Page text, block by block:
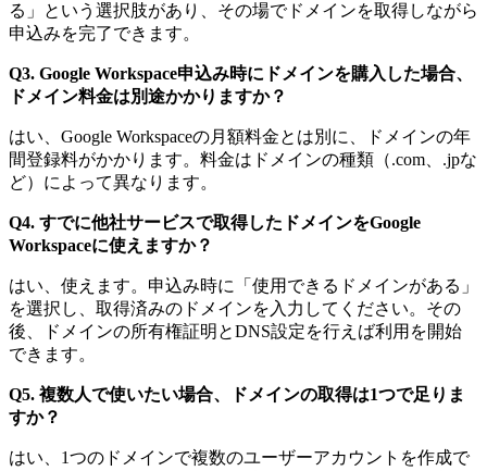
る」という選択肢があり、その場でドメインを取得しながら
申込みを完了できます。
Q3. Google Workspace申込み時にドメインを購入した場合、
ドメイン料金は別途かかりますか？
はい、Google Workspaceの月額料金とは別に、ドメインの年
間登録料がかかります。料金はドメインの種類（.com、.jpな
ど）によって異なります。
Q4. すでに他社サービスで取得したドメインをGoogle
Workspaceに使えますか？
はい、使えます。申込み時に「使用できるドメインがある」
を選択し、取得済みのドメインを入力してください。その
後、ドメインの所有権証明とDNS設定を行えば利用を開始
できます。
Q5. 複数人で使いたい場合、ドメインの取得は1つで足りま
すか？
はい、1つのドメインで複数のユーザーアカウントを作成で